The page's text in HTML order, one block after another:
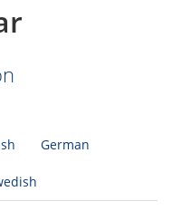
German